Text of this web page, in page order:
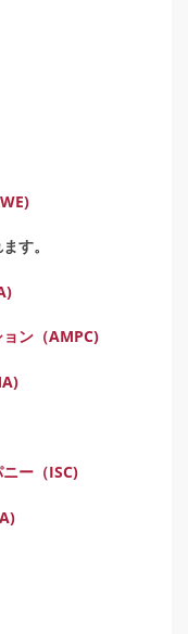
す。
ン（AMPC)
ー（ISC)